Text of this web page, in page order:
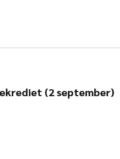
(2 september)